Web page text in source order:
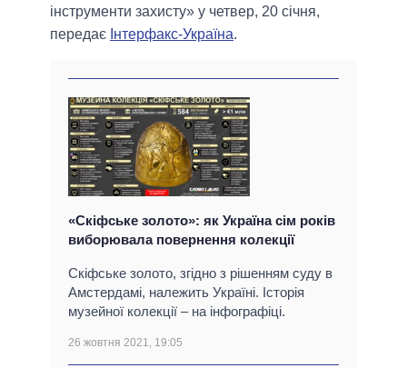
інструменти захисту» у четвер, 20 січня,
передає Інтерфакс-Україна.
«Скіфське золото»: як Україна сім років
виборювала повернення колекції
Скіфське золото, згідно з рішенням суду в
Амстердамі, належить Україні. Історія
музейної колекції – на інфографіці.
26 жовтня 2021, 19:05